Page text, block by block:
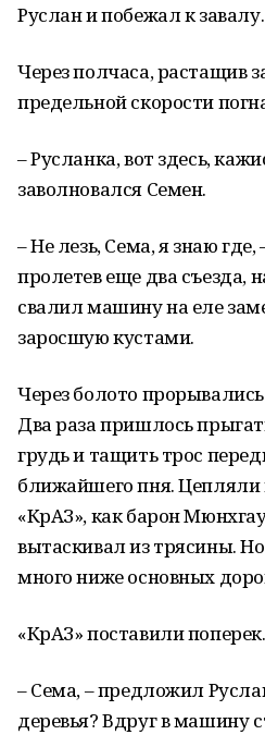
Руслан и побежал к завалу.
Через полчаса, растащив
предельной скорости
– Русланка, вот здесь,
заволновался Семен.
– Не лезь, Сема, я знаю
пролетев еще два съезда,
свалил машину на еле
заросшую кустами.
Через болото
Два раза пришлось
грудь и тащить трос
ближайшего пня. Цепляли
«КрАЗ», как барон
вытаскивал из трясины.
много ниже основных
«КрАЗ» поставили поперек.
– Сема, – предложил
деревья? Вдруг в машину